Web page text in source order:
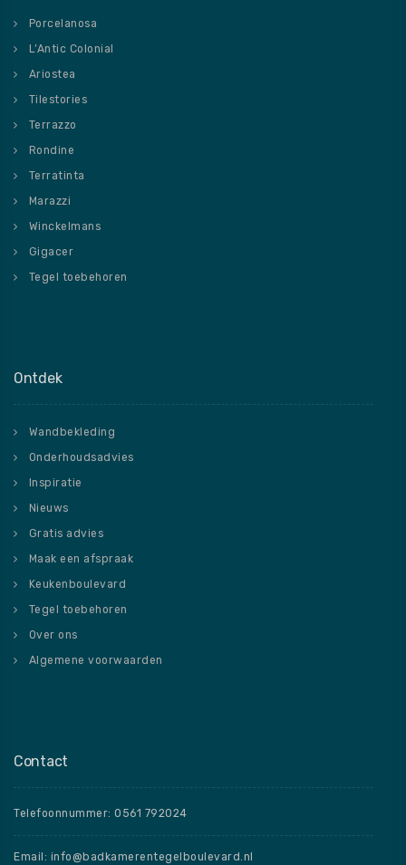
Porcelanosa
L’Antic Colonial
Ariostea
Tilestories
Terrazzo
Rondine
Terratinta
Marazzi
Winckelmans
Gigacer
Tegel toebehoren
Ontdek
Wandbekleding
Onderhoudsadvies
Inspiratie
Nieuws
Gratis advies
Maak een afspraak
Keukenboulevard
Tegel toebehoren
Over ons
Algemene voorwaarden
Contact
Telefoonnummer: 0561 792024
Email: info@badkamerentegelboulevard.nl